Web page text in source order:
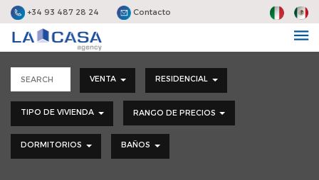
+34 93 487 28 24 Contacto
VENTA RESIDENCIAL
TIPO DE VIVIENDA RANGO DE PRECIOS
DORMITORIOS BAÑOS